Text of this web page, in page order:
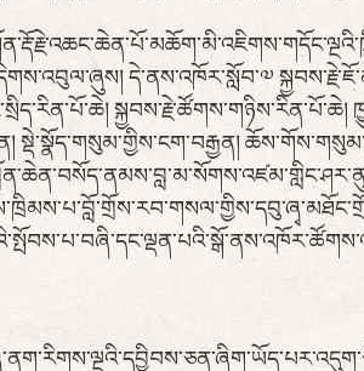
དེ་ནས་འཁོར་སློབ་༧
སྡེ་སྣོད་གསུམ་གྱིས་ངག་བརྒྱན།